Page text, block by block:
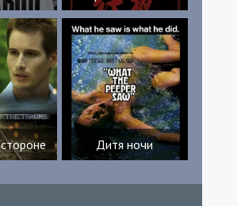
Дитя ночи